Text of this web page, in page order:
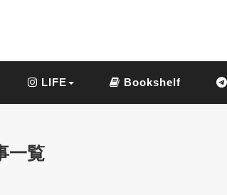
LIFE Bookshelf
一覧